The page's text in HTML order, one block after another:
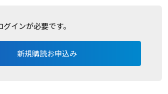
インが必要です。
新規購読お申込み